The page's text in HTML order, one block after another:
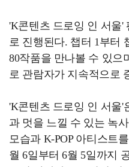
'K콘텐츠 드로잉 인 서울'
로 진행된다. 챕터 1부터
80작품을 만나볼 수 있으
로 관람자가 지속적으로
'K콘텐츠 드로잉 인 서울'
과 멋을 느낄 수 있는 녹
모습과 K-POP 아티스트
월 6일부터 6월 5일까지